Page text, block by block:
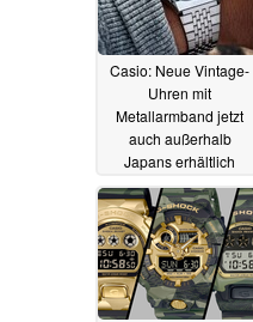
Casio: Neue Vintage-
Uhren mit
Metallarmband jetzt
auch außerhalb
Japans erhältlich
23.05.2026